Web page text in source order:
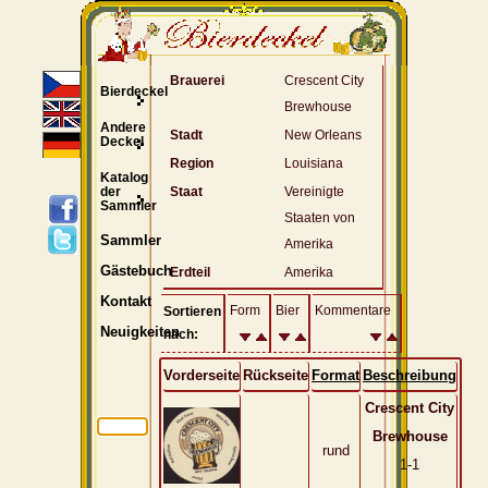
Brauerei
Crescent City
Brewhouse
Stadt
New Orleans
Region
Louisiana
Staat
Vereinigte
Staaten von
Amerika
Erdteil
Amerika
Sortieren
nach:
Form Bier Kommentare
Vorderseite Rückseite Format Beschreibung
rund
Crescent City
Brewhouse
1-1
Bierdeckel
Andere
Deckel
Katalog
der
Sammler
Sammler
Gästebuch
Kontakt
Neuigkeiten